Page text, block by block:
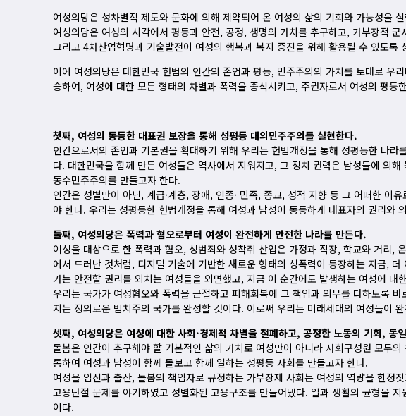
여성의당은 성차별적 제도와 문화에 의해 제약되어 온 여성의 삶의 기회와 가능성을
여성의당은 여성의 시각에서 평등과 안전, 공정, 생명의 가치를 추구하고, 가부장적
그리고 4차산업혁명과 기술발전이 여성의 행복과 복지 증진을 위해 활용될 수 있도록
이에 여성의당은 대한민국 헌법의 인간의 존엄과 평등, 민주주의의 가치를 토대로
승하여, 여성에 대한 모든 형태의 차별과 폭력을 종식시키고, 주권자로서 여성의 평
첫째, 여성의 동등한 대표권 보장을 통해 성평등 대의민주주의를 실현한다.
인간으로서의 존엄과 기본권을 확대하기 위해 우리는 헌법개정을 통해 성평등한 나
다. 대한민국을 함께 만든 여성들은 역사에서 지워지고, 그 정치 권력은 남성들에 의
동수민주주의를 만들고자 한다.
인간은 성별만이 아닌, 계급·계층, 장애, 인종· 민족, 종교, 성적 지향 등 그 어떠한 이
야 한다. 우리는 성평등한 헌법개정을 통해 여성과 남성이 동등하게 대표자의 권리와
둘째, 여성의당은 폭력과 혐오로부터 여성이 완전하게 안전한 나라를 만든다.
여성을 대상으로 한 폭력과 혐오, 성범죄와 성착취 산업은 가정과 직장, 학교와 거리,
에서 드러난 것처럼, 디지털 기술에 기반한 새로운 형태의 성폭력이 등장하는 지금,
가는 안전할 권리를 외치는 여성들을 외면했고, 지금 이 순간에도 발생하는 여성에 대
우리는 국가가 여성혐오와 폭력을 근절하고 피해회복에 그 책임과 의무를 다하도록
지는 정의로운 법치주의 국가를 완성할 것이다. 이로써 우리는 미래세대의 여성들이
셋째, 여성의당은 여성에 대한 사회·경제적 차별을 철폐하고, 공정한 노동의 기회, 동
돌봄은 인간이 추구해야 할 기본적인 삶의 가치로 여성만이 아니라 사회구성원 모두
통하여 여성과 남성이 함께 돌보고 함께 일하는 성평등 사회를 만들고자 한다.
여성을 임신과 출산, 돌봄의 책임자로 규정하는 가부장제 사회는 여성의 역량을 한
고용단절 문제를 야기하였고 성별화된 고용구조를 만들어냈다. 일과 생활의 균형을
이다.